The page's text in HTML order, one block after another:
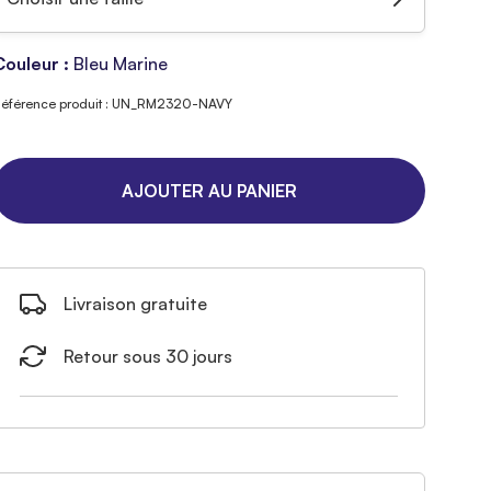
: Bleu Marine
produit : UN_RM2320-NAVY
AJOUTER AU PANIER
Livraison gratuite
Retour sous 30 jours